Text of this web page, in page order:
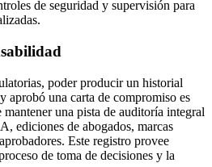
de seguridad y supervisión para
poder producir un historial
aprobó una carta de compromiso es
una pista de auditoría integral
ediciones de abogados, marcas
Este registro provee
de toma de decisiones y la